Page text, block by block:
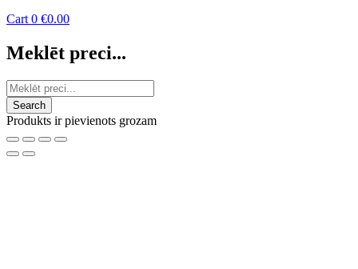
Cart 0 €0.00
Meklēt preci...
Produkts ir pievienots grozam